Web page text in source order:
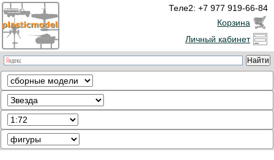
Теле2: +7 977 919-66-84
Корзина
Личный кабинет